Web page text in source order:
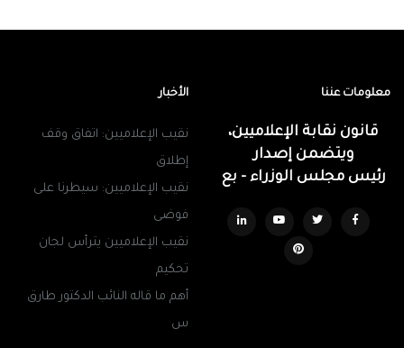
معلومات عننا
قانون نقابة الإعلاميين،
ويتضمن إصدار
رئيس مجلس الوزراء - بع
الأخبار
نقيب الإعلاميين: اتفاق وقف
إطلاق
نقيب الإعلاميين: سيطرنا على
فوضى
نقيب الإعلاميين يترأس لجان
تحكيم
أهم ما قاله النائب الدكتور طارق
س